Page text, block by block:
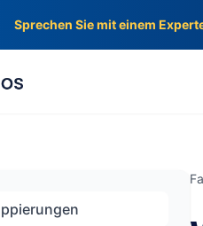
Sprechen Sie mit einem